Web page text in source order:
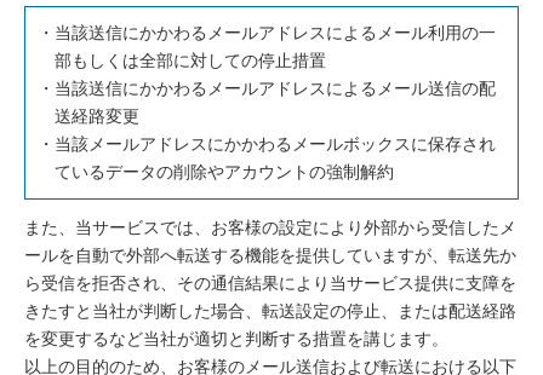
当該送信にかかわるメールアドレスによるメール利用の一
部もしくは全部に対しての停止措置
当該送信にかかわるメールアドレスによるメール送信の配
送経路変更
当該メールアドレスにかかわるメールボックスに保存され
ているデータの削除やアカウントの強制解約
また、当サービスでは、お客様の設定により外部から受信したメ
ールを自動で外部へ転送する機能を提供していますが、転送先か
ら受信を拒否され、その通信結果により当サービス提供に支障を
きたすと当社が判断した場合、転送設定の停止、または配送経路
を変更するなど当社が適切と判断する措置を講じます。
以上の目的のため、お客様のメール送信および転送における以下